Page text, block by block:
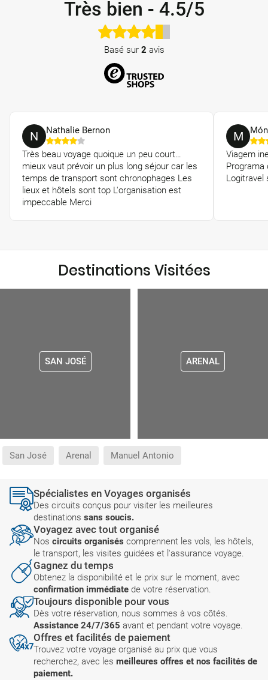
Très bien - 4.5/5
Basé sur 2 avis
N Nathalie Bernon
Très beau voyage quoique un peu court…
mieux vaut prévoir un plus long séjour car les
temps de transport sont chronophages Les
lieux et hôtels sont top L'organisation est
impeccable Merci
M
Viagem
Programa
Logitravel
Destinations Visitées
SAN JOSÉ ARENAL
San José Arenal Manuel Antonio
Spécialistes en Voyages organisés
Des circuits conçus pour visiter les meilleures
destinations sans soucis.
Voyagez avec tout organisé
Nos circuits organisés comprennent les vols, les hôtels,
le transport, les visites guidées et l'assurance voyage.
Gagnez du temps
Obtenez la disponibilité et le prix sur le moment, avec
confirmation immédiate de votre réservation.
Toujours disponible pour vous
Dès votre réservation, nous sommes à vos côtés.
Assistance 24/7/365 avant et pendant votre voyage.
Offres et facilités de paiement
Trouvez votre voyage organisé au prix que vous
recherchez, avec les meilleures offres et nos facilités de
paiement.